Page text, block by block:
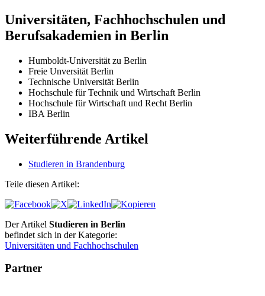
Universitäten, Fachhochschulen und
Berufsakademien in Berlin
Humboldt-Universität zu Berlin
Freie Unversität Berlin
Technische Universität Berlin
Hochschule für Technik und Wirtschaft Berlin
Hochschule für Wirtschaft und Recht Berlin
IBA Berlin
Weiterführende Artikel
Studieren in Brandenburg
Teile diesen Artikel:
Der Artikel Studieren in Berlin
befindet sich in der Kategorie:
Universitäten und Fachhochschulen
Partner